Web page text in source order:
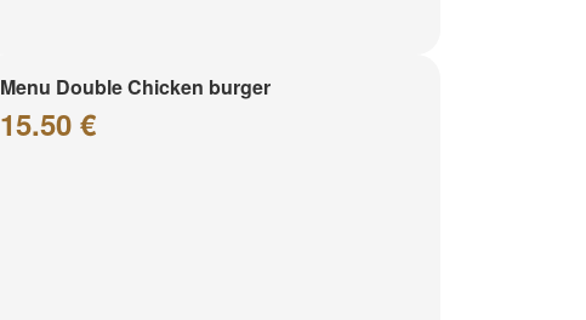
Menu Double Chicken burger
15.50 €